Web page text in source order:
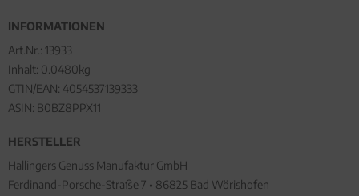
INFORMATIONEN
Art.Nr.: 13933
Inhalt: 0.0480kg
GTIN/EAN: 4054537139333
ASIN: B0BZ8PPX11
HERSTELLER
Hallingers Genuss Manufaktur GmbH
Ferdinand-Porsche-Straße 7 • 86825 Bad Wörishofen